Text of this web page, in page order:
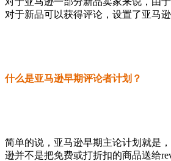
对于新品可以获得评论，设置了亚马
什么是亚马逊早期评论者计划？
简单的说，亚马逊早期主论计划就是
逊并不是把免费或打折扣的商品送给